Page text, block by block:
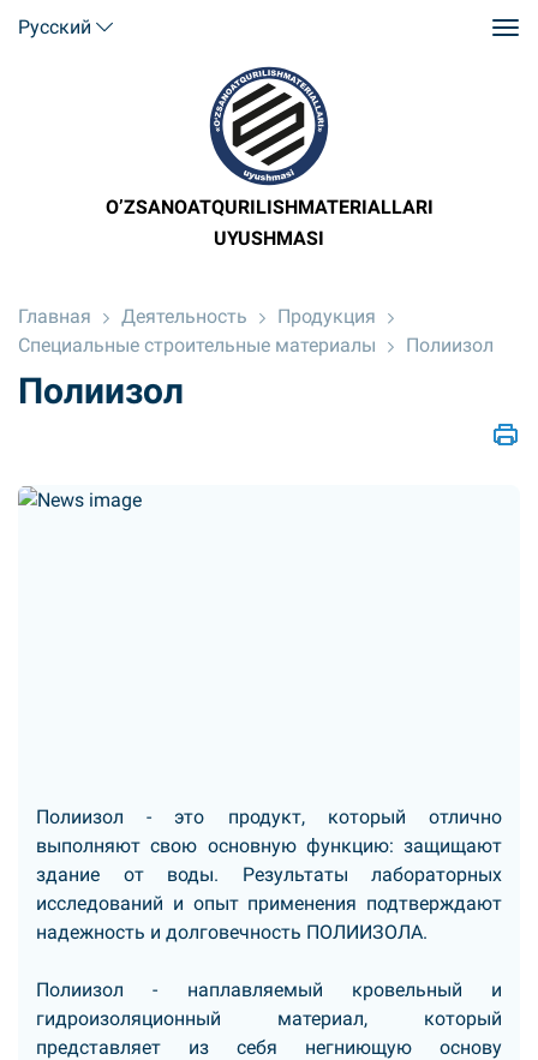
Русский
O’ZSANOATQURILISHMATERIALLARI
UYUSHMASI
Главная Деятельность
Продукция
Специальные строительные материалы
Полиизол
Полиизол
Полиизол - это продукт, который отлично
выполняют свою основную функцию: защищают
здание от воды. Результаты лабораторных
исследований и опыт применения подтверждают
надежность и долговечность ПОЛИИЗОЛА.
Полиизол - наплавляемый кровельный и
гидроизоляционный материал, который
представляет из себя негниющую основу